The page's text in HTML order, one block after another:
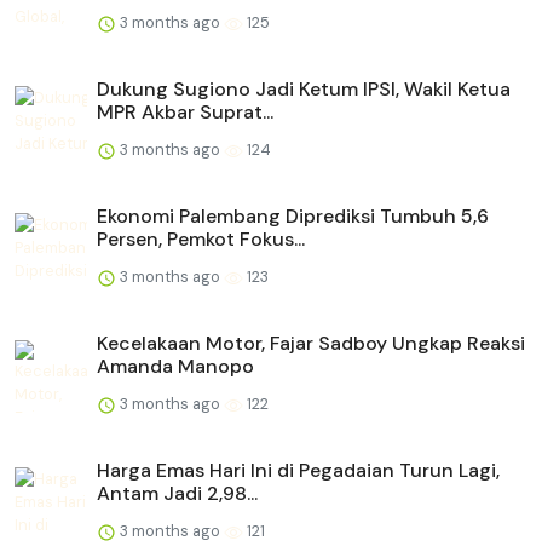
3 months ago 125
Dukung Sugiono Jadi Ketum IPSI, Wakil Ketua
MPR Akbar Suprat...
3 months ago 124
Ekonomi Palembang Diprediksi Tumbuh 5,6
Persen, Pemkot Fokus...
3 months ago 123
Kecelakaan Motor, Fajar Sadboy Ungkap Reaksi
Amanda Manopo
3 months ago 122
Harga Emas Hari Ini di Pegadaian Turun Lagi,
Antam Jadi 2,98...
3 months ago 121